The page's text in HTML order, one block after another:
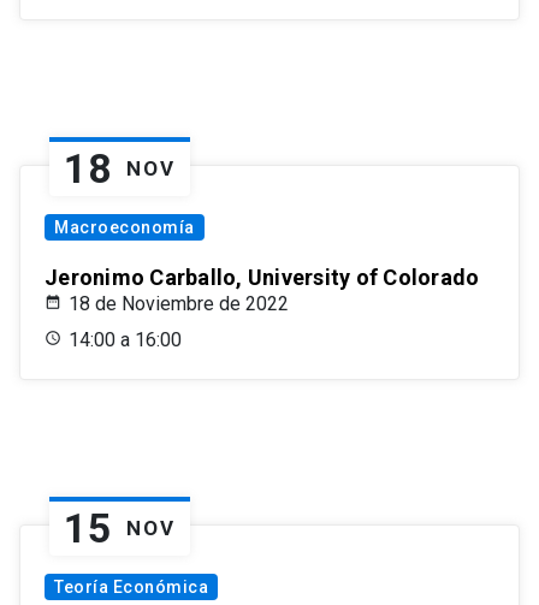
18 NOV
Macroeconomía
Jeronimo Carballo, University of Colorado
18 de Noviembre de 2022
14:00 a 16:00
15 NOV
Teoría Económica